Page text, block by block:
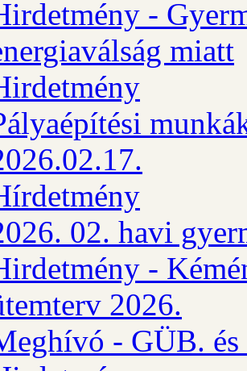
-
miatt
02. havi
-
2026.
- GÜB.